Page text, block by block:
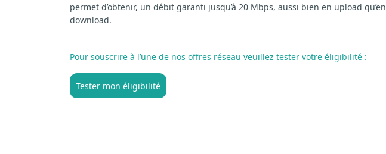
permet d’obtenir, un débit garanti jusqu’à 20 Mbps, aussi bien en upload qu’en
download.
Pour souscrire à l’une de nos offres réseau veuillez tester votre éligibilité :
Tester mon éligibilité